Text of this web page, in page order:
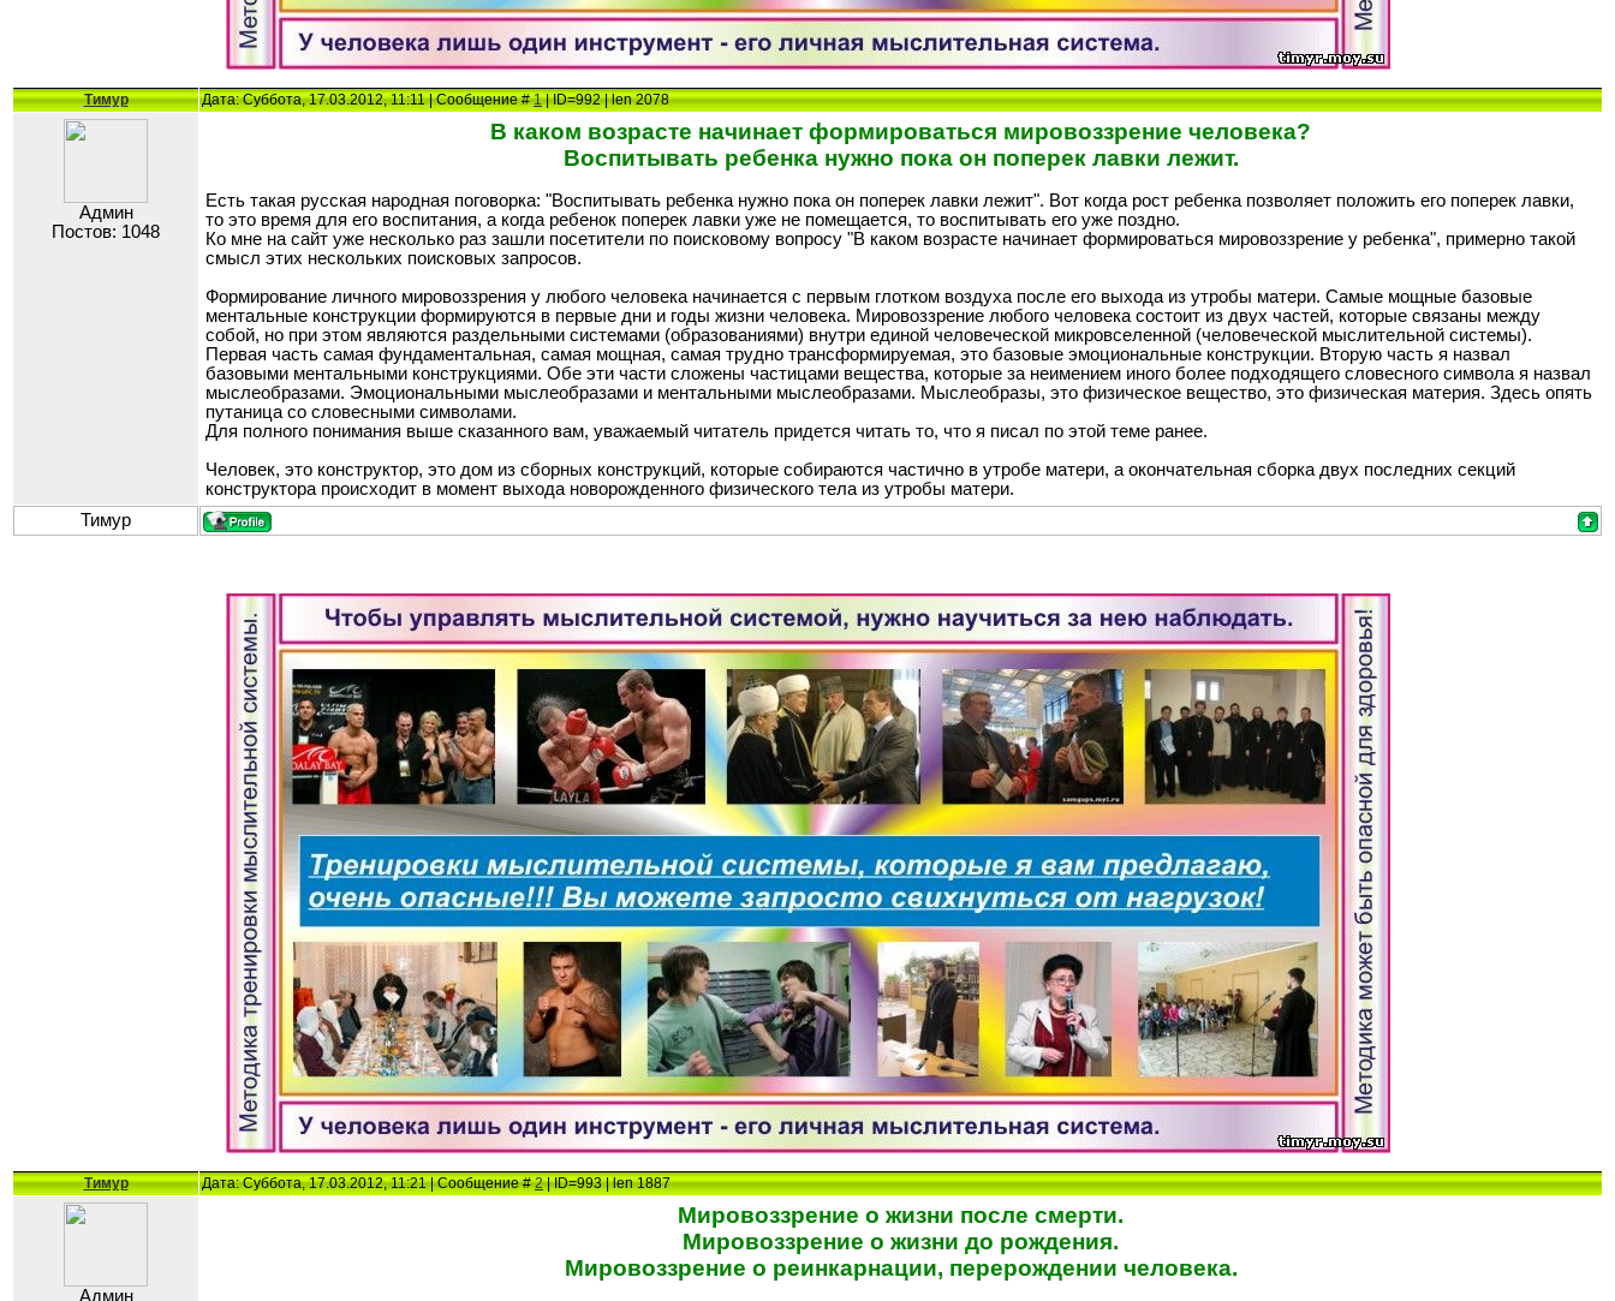
Тимур Дата: Суббота, 17.03.2012, 11:11 | Сообщение #1| ID=992 | len 2078
Админ
Постов: 1048
В каком возрасте начинает формироваться мировоззрение человека?
Воспитывать ребенка нужно пока он поперек лавки лежит.
Есть такая русская народная поговорка: "Воспитывать ребенка нужно пока он поперек лавки лежит". Вот когда рост ребенка позволяет положить его поперек лавки,
то это время для его воспитания, а когда ребенок поперек лавки уже не помещается, то воспитывать его уже поздно.
Ко мне на сайт уже несколько раз зашли посетители по поисковому вопросу "В каком возрасте начинает формироваться мировоззрение у ребенка", примерно такой
смысл этих нескольких поисковых запросов.
Формирование личного мировоззрения у любого человека начинается с первым глотком воздуха после его выхода из утробы матери. Самые мощные базовые
ментальные конструкции формируются в первые дни и годы жизни человека. Мировоззрение любого человека состоит из двух частей, которые связаны между
собой, но при этом являются раздельными системами (образованиями) внутри единой человеческой микровселенной (человеческой мыслительной системы).
Первая часть самая фундаментальная, самая мощная, самая трудно трансформируемая, это базовые эмоциональные конструкции. Вторую часть я назвал
базовыми ментальными конструкциями. Обе эти части сложены частицами вещества, которые за неимением иного более подходящего словесного символа я назвал
мыслеобразами. Эмоциональными мыслеобразами и ментальными мыслеобразами. Мыслеобразы, это физическое вещество, это физическая материя. Здесь опять
путаница со словесными символами.
Для полного понимания выше сказанного вам, уважаемый читатель придется читать то, что я писал по этой теме ранее.
Человек, это конструктор, это дом из сборных конструкций, которые собираются частично в утробе матери, а окончательная сборка двух последних секций
конструктора происходит в момент выхода новорожденного физического тела из утробы матери.
Тимур
Тимур Дата: Суббота, 17.03.2012, 11:21 | Сообщение #2| ID=993 | len 1887
Админ
Мировоззрение о жизни после смерти.
Мировоззрение о жизни до рождения.
Мировоззрение о реинкарнации, перерождении человека.